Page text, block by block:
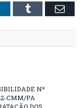
Tumblr Email
Nº
CMM/PA